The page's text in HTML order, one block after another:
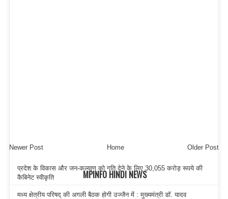
Newer Post Older Post
Home
MPINFO HINDI NEWS
प्रदेश के विकास और जन-कल्याण को गति देने के लिए 30,055 करोड़ रूपये की
कैबिनेट स्वीकृति
मध्य क्षेत्रीय परिषद् की अगली बैठक होगी उज्जैन में : मुख्यमंत्री डॉ. यादव